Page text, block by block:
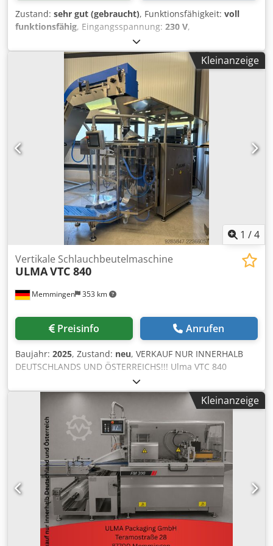
& Gewicht Außenmaße (L × B × H): 6.105 × 1.465 × 2.060
mm Transportgewicht: 1570 kg (inkl. Transportverpackung)
Zustand: sehr gut (gebraucht), Funktionsfähigkeit: voll
funktionsfähig, Eingangsspannung: 230 V,
, DGUV geprüft bis:
des Eingangsstroms:Wechselstrom (AC), Kremers
Lebensmittel Hoch-Transportband Bandbreite 260 mm
Bandtransport von ca. 300 auf 1000 mm höhe
Bandgeschwindigkeit stufenlos verstellbar
Edelstahlausführung Crjdezhh U Aopfx Aipsf nur bei uns
DGUV V3 geprüft Füße höhenverstellbar Maße ca.: 1500 x
650 x 1050 mm, BxTxH Anschluss 230 V Gebrauchtgerät
NEUwertig & SAB geprüft
Kleinanzeige
1 /4
Memmingen 353 km
Vertikale Schlauchbeutelmaschine
ULMAVTC 840
Preisinfo Anrufen
Baujahr: 2025, Zustand: neu, VERKAUF NUR INNERHALB
DEUTSCHLANDS UND ÖSTERREICHS!!! Ulma VTC 840
Technische Spezifikationen Modell: VTC 840 Zustand:
Ausstellungsmaschine (voll funktionstüchtig) Baujahr: 2025
Leistung: Bis zu 90 Packungen/Minute (abhängig von Folie
und Produkteigenschaften). Verpackungsart:
Schlauchbeutel Ausstattungsmerkmale ✅ Wash Down IP 66
Ausführung im Hygiene Design ✅ Maschine geeignet für
Mono PE Folie ✅ Folienrollenhalter motorisiert (max.
Folienbreite 830mm) ✅ Kopfraum Vakuum Ausführung
(Tigth Bag) ✅ Formatrohr für Beutelbreite 240 & 310mm ✅
Fotozelle für bedruckte Folie ❌ Etikettenspender ❌ Drucker
✅ Signal für Drucker / Etikettierer ❌ Doppelter
Filmrollenhalter ✅ Folienrollenhalter motorisiert (max.
Folienbreite 830mm) Credpfxozmv Nlj Aipjf ✅
Kleinanzeige